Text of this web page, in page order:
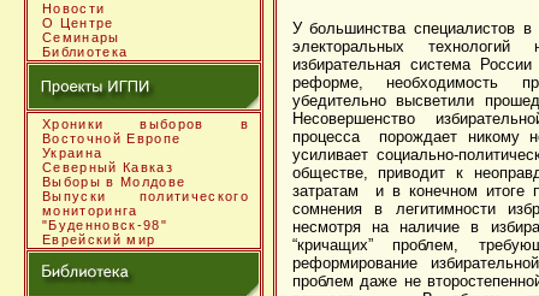
Новости
О Центре
Семинары
Библиотека
Хроники выборов в
Восточной Европе
Украина
Северный Кавказ
Выборы в Молдове
Выпуски политического
мониторинга
"Буденновск-98"
Еврейский мир
У большинства специалистов
электоральных
избирательная система
реформе, необходимость
убедительно высветили
Несовершенство
процесса порождает никому
усиливает социально-
обществе, приводит к
затратам и в конечном итоге
сомнения в легитимности
несмотря на наличие в
“кричащих” проблем,
реформирование
проблем даже не